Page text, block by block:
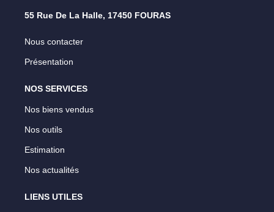
55 Rue De La Halle, 17450 FOURAS
Nous contacter
Présentation
NOS SERVICES
Nos biens vendus
Nos outils
Estimation
Nos actualités
LIENS UTILES